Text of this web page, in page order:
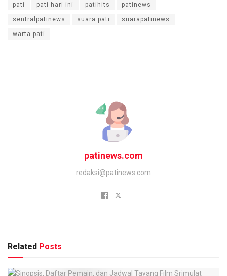
pati pati hari ini patihits patinews
sentralpatinews suara pati suarapatinews
warta pati
patinews.com
redaksi@patinews.com
Related Posts